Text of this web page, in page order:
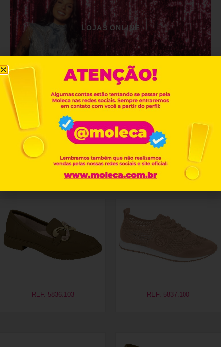
LOJAS ONLINE
Produtos relacionados
REF. 5836.103 REF. 5837.100